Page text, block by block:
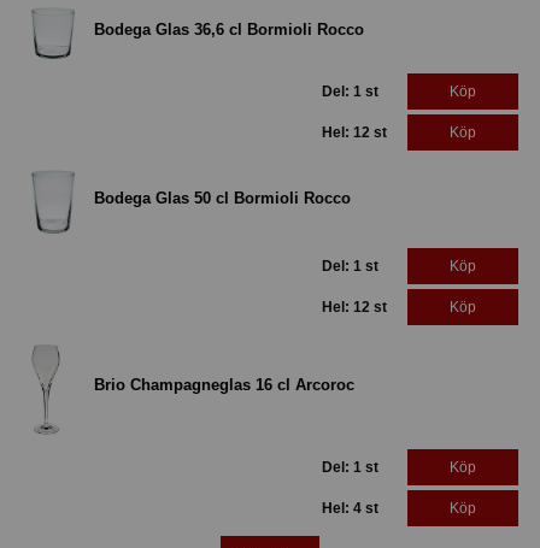
Bodega Glas 36,6 cl Bormioli Rocco
Del: 1 st Köp
Hel: 12 st Köp
Bodega Glas 50 cl Bormioli Rocco
Del: 1 st Köp
Hel: 12 st Köp
Brio Champagneglas 16 cl Arcoroc
Del: 1 st Köp
Hel: 4 st Köp